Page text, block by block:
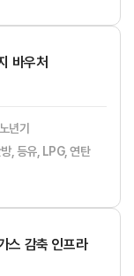
년기
, 등유, LPG, 연탄